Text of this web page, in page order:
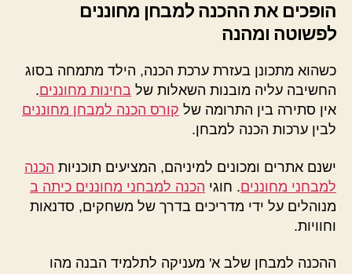
הופכים את ההכנה למבחן מחוננים
לפשוטה ומהנה
כשהוא מתכונן בעזרת ערכת הכנה, הילד מתמחה בסוג
החשיבה עליה מובנות השאלות של בחינות מחוננים.
אין סתירה בין התרומה של קורס הכנה למבחן מחוננים
לבין ערכות הכנה למבחן.
ישנם אתרים ומכונים למיניהם, המציעים תוכניות הכנה
למבחני מחוננים. חוגי הכנה למבחני מחוננים כיתה ב
מנוהלים על ידי מדריכים בדרך של משחקים, סדנאות
וחוויות.
ההכנה למבחן שלב א' מעניקה לתלמיד הבנה מהו